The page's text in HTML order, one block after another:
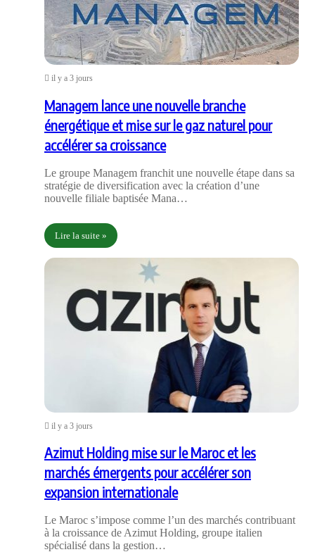
il y a 3 jours
Managem lance une nouvelle branche
énergétique et mise sur le gaz naturel pour
accélérer sa croissance
Le groupe Managem franchit une nouvelle étape dans sa
stratégie de diversification avec la création d’une
nouvelle filiale baptisée Mana…
Lire la suite »
il y a 3 jours
Azimut Holding mise sur le Maroc et les
marchés émergents pour accélérer son
expansion internationale
Le Maroc s’impose comme l’un des marchés contribuant
à la croissance de Azimut Holding, groupe italien
spécialisé dans la gestion…